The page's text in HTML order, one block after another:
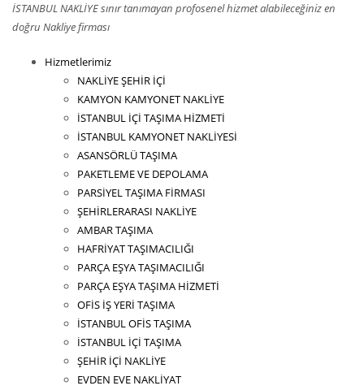
İSTANBUL NAKLİYE sınır tanımayan profosenel hizmet alabileceğiniz en
doğru Nakliye firması
Hizmetlerimiz
NAKLİYE ŞEHİR İÇİ
KAMYON KAMYONET NAKLİYE
İSTANBUL İÇİ TAŞIMA HİZMETİ
İSTANBUL KAMYONET NAKLİYESİ
ASANSÖRLÜ TAŞIMA
PAKETLEME VE DEPOLAMA
PARSİYEL TAŞIMA FİRMASI
ŞEHİRLERARASI NAKLİYE
AMBAR TAŞIMA
HAFRİYAT TAŞIMACILIĞI
PARÇA EŞYA TAŞIMACILIĞI
PARÇA EŞYA TAŞIMA HİZMETİ
OFİS İŞ YERİ TAŞIMA
İSTANBUL OFİS TAŞIMA
İSTANBUL İÇİ TAŞIMA
ŞEHİR İÇİ NAKLİYE
EVDEN EVE NAKLİYAT